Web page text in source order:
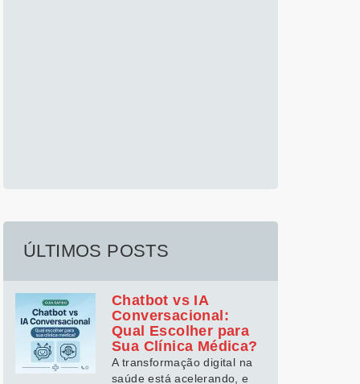
ÚLTIMOS POSTS
Chatbot vs IA
Conversacional:
Qual Escolher para
Sua Clínica Médica?
A transformação digital na
saúde está acelerando, e